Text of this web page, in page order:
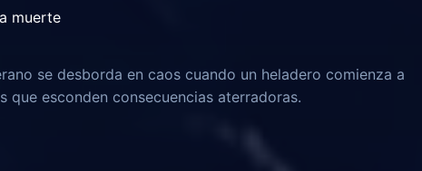
muerte
se desborda en caos cuando un heladero comienza a
que esconden consecuencias aterradoras.